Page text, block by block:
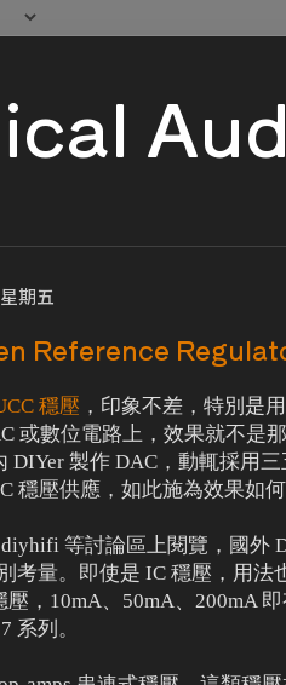
期五
Reference
穩壓 ，印象不差，特別是
或數位電路上，效果就不是
DIYer 製作 DAC，動輒採用
穩壓供應，如此施為效果如
等討論區上閱覽，國外
考量。即使是 IC 穩壓，用
，10mA、50mA、200mA
系列。